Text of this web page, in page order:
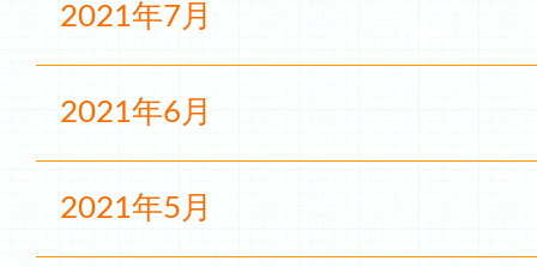
2021年7月
2021年6月
2021年5月